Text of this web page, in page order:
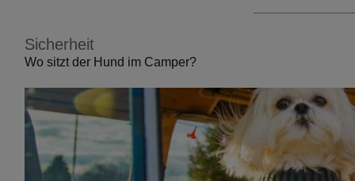
Sicherheit
Wo sitzt der Hund im Camper?